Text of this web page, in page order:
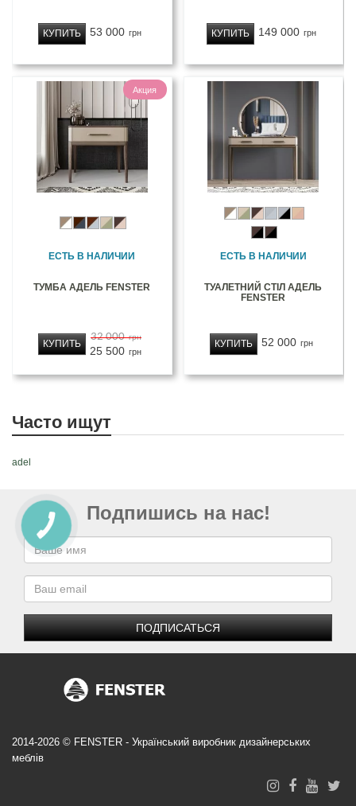
53 000 грн
КУПИТЬ 149 000 грн
КУПИТЬ
Акция
ЕСТЬ В НАЛИЧИИ
ТУМБА АДЕЛЬ FENSTER
32 000 грн
25 500 грн
КУПИТЬ
ЕСТЬ В НАЛИЧИИ
ТУАЛЕТНИЙ СТІЛ АДЕЛЬ
FENSTER
52 000 грн
КУПИТЬ
Часто ищут
adel
Подпишись на нас!
ПОДПИСАТЬСЯ
2014-2026 © FENSTER - Український виробник дизайнерських
меблів